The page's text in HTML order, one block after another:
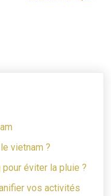
vietnam ?
pour éviter la pluie ?
vos activités